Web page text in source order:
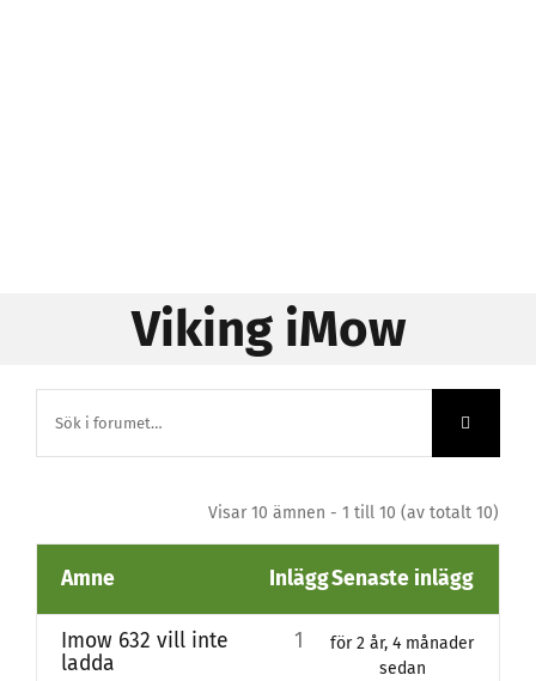
Viking iMow
Visar 10 ämnen - 1 till 10 (av totalt 10)
Ämne InläggSenaste inlägg
Imow 632 vill inte
ladda
1
för 2 år, 4 månader
sedan